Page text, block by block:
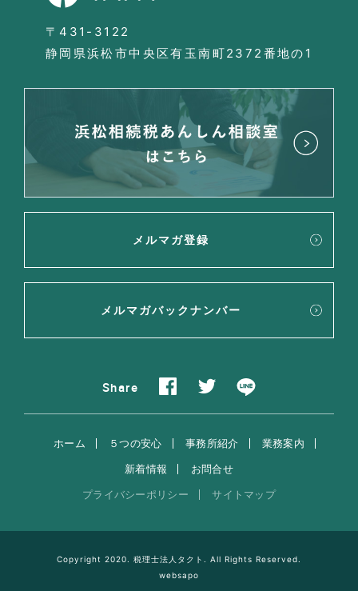
〒431-3122
静岡県浜松市中央区有玉南町2372番地の1
メルマガ登録
メルマガバックナンバー
Share
ホーム ５つの安心 事務所紹介
業務案内
新着情報
お問合せ
プライバシーポリシー
サイトマップ
Copyright 2020. 税理士法人タクト. All Rights Reserved.
websapo